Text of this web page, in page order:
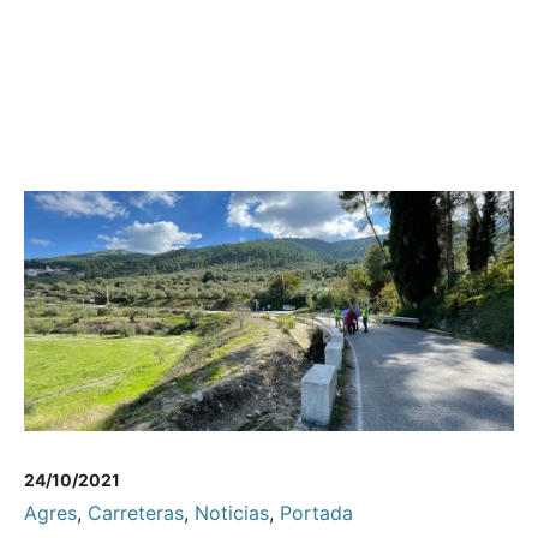
24/10/2021
Agres, Carreteras, Noticias, Portada